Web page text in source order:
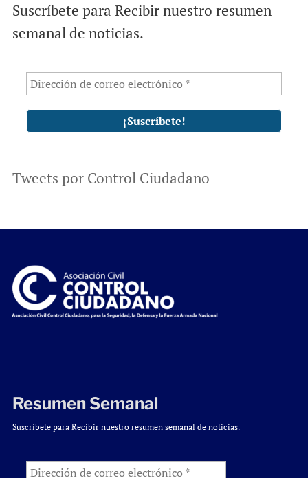
Suscríbete para Recibir nuestro resumen
semanal de noticias.
Tweets por Control Ciudadano
Resumen Semanal
Suscríbete para Recibir nuestro resumen semanal de noticias.